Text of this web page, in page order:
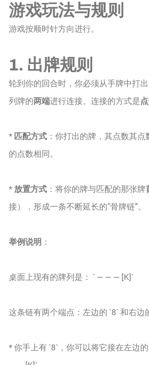
游戏玩法与规则
游戏按顺时针方向进行。
1. 出牌规则
轮到你的回合时，你必须从手牌中打
列牌的两端进行连接。连接的方式是
* 匹配方式 ：你打出的牌，其点数其
的点数相同。
* 放置方式 ：将你的牌与匹配的那张牌
接），形成一条不断延长的“骨牌链”。
举例说明 ：
桌面上现有的牌列是： ` — — — [K]`
这条链有两个端点：左边的 `8` 和右边
* 你手上有 `8`，你可以将它接在左边